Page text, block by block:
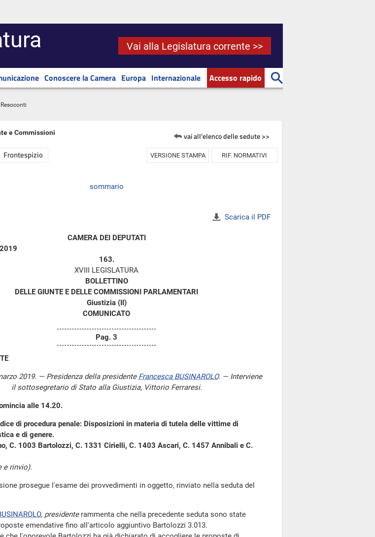
Vai alla Legislatura corrente >>
Conoscere la Camera Europa Internazionale Accesso rapido
e Commissioni vai all'elenco delle sedute >>
Frontespizio VERSIONE STAMPA RIF. NORMATIVI
sommario
Scarica il PDF
CAMERA DEI DEPUTATI
163.
XVIII LEGISLATURA
BOLLETTINO
DELLE GIUNTE E DELLE COMMISSIONI PARLAMENTARI
Giustizia (II)
COMUNICATO
Pag. 3
2019. — Presidenza della presidente Francesca BUSINAROLO. — Interviene
il sottosegretario di Stato alla Giustizia, Vittorio Ferraresi.
alle 14.20.
di procedura penale: Disposizioni in materia di tutela delle vittime di
e di genere.
C. 1003 Bartolozzi, C. 1331 Cirielli, C. 1403 Ascari, C. 1457 Annibali e C.
e rinvio).
prosegue l'esame dei provvedimenti in oggetto, rinviato nella seduta del
, presidenterammenta che nella precedente seduta sono state
emendative fino all'articolo aggiuntivo Bartolozzi 3.013.